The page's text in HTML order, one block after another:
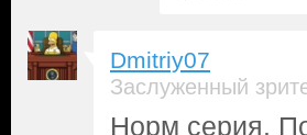
Dmitriy07
Заслуженный
Норм серия.